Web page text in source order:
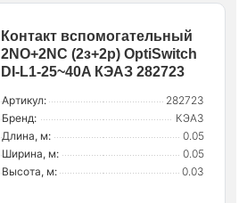
Контакт вспомогательный
2NO+2NC (2з+2р) OptiSwitch
DI-L1-25~40A КЭАЗ 282723
Артикул:
282723
Бренд:
КЭАЗ
Длина, м:
0.05
Ширина, м:
0.05
Высота, м:
0.03